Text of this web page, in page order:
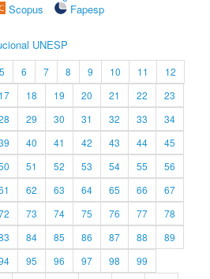
Scopus
Fapesp
UNESP
5 6 7 8 9 10 11
12
17 18 19 20 21 22
23
29 30 31 32 33
34
40 41 42 43 44
45
51 52 53 54 55
56
62 63 64 65 66
67
73 74 75 76 77
78
84 85 86 87 88
89
95 96 97 98
99